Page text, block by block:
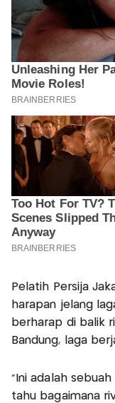
Pelatih Persija
harapan jelang
berharap di balik
Bandung, laga
"Ini adalah
tahu bagaimana